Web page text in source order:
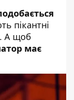
пікантні
. А щоб
має